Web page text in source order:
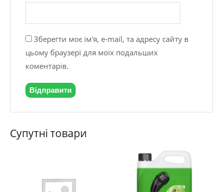
Зберегти моє ім'я, e-mail, та адресу сайту в
цьому браузері для моїх подальших
коментарів.
Супутні товари